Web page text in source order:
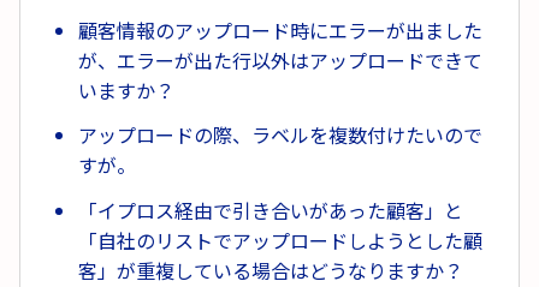
顧客情報のアップロード時にエラーが出ました
が、エラーが出た行以外はアップロードできて
いますか？
アップロードの際、ラベルを複数付けたいので
すが。
「イプロス経由で引き合いがあった顧客」と
「自社のリストでアップロードしようとした顧
客」が重複している場合はどうなりますか？